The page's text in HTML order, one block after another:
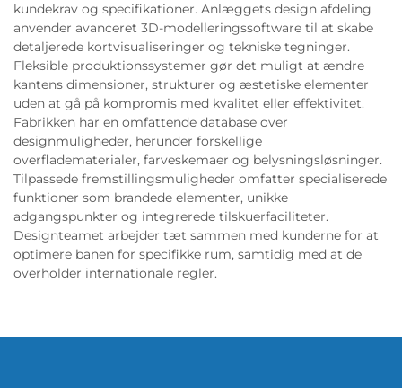
kundekrav og specifikationer. Anlæggets design afdeling
anvender avanceret 3D-modelleringssoftware til at skabe
detaljerede kortvisualiseringer og tekniske tegninger.
Fleksible produktionssystemer gør det muligt at ændre
kantens dimensioner, strukturer og æstetiske elementer
uden at gå på kompromis med kvalitet eller effektivitet.
Fabrikken har en omfattende database over
designmuligheder, herunder forskellige
overfladematerialer, farveskemaer og belysningsløsninger.
Tilpassede fremstillingsmuligheder omfatter specialiserede
funktioner som brandede elementer, unikke
adgangspunkter og integrerede tilskuerfaciliteter.
Designteamet arbejder tæt sammen med kunderne for at
optimere banen for specifikke rum, samtidig med at de
overholder internationale regler.